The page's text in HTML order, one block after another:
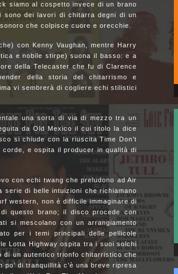
siamo al cospetto invece di un brano
dei lavori di chitarra degni di un
che colpisce cuore e orecchie.
con Kenny Vaughan, mentre Harry
e nobile stirpe) suona il basso: e a
della Telecaster che fu di Clarence
della storia del chitarrismo e
vi sembrerà di cogliere echi stilistici
una sorta di via di mezzo tra un
da Old Mexico il cui titolo la dice
si chiude con la riuscita Time Don’t
e ospita il producer in qualità di
con echi twang che preludono ad Air
serie di belle intuizioni che richiamano
western, non è difficile immaginare di
questo brano; il disco procede con
si mescolano con un arrangiamento
per i temi principali delle pellicole
Lotta Highway ospita tra i suoi solchi
di un autentico trionfo chitarristico che
di tranquillità c’è una breve ripresa